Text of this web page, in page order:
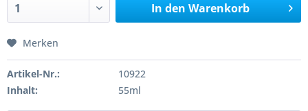
In den Warenkorb
Merken
Artikel-Nr.:
10922
Inhalt:
55ml